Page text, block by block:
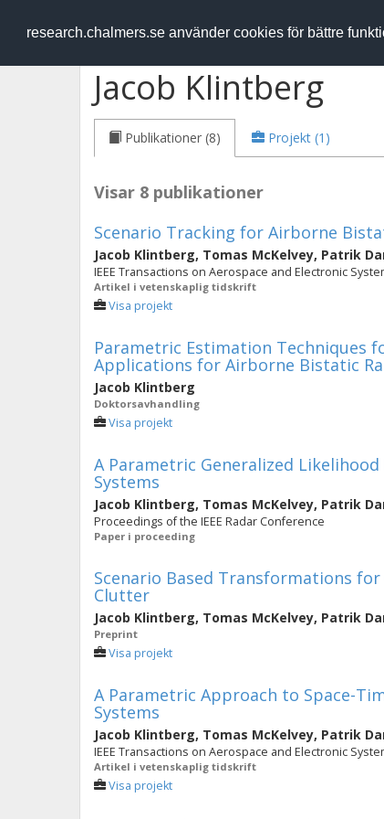
research.chalmers.se använder cookies för bättre
RESEARCH.chalmers.se
Jacob Klintberg
Publikationer (8) Projekt (1)
Visar 8 publikationer
Scenario Tracking for Airborne
Jacob Klintberg, Tomas McKelvey, Patrik
IEEE Transactions on Aerospace and Electronic
Artikel i vetenskaplig tidskrift
Visa projekt
Parametric Estimation Techniques
Applications for Airborne Bistatic
Jacob Klintberg
Doktorsavhandling
Visa projekt
A Parametric Generalized
Systems
Jacob Klintberg, Tomas McKelvey, Patrik
Proceedings of the IEEE Radar Conference
Paper i proceeding
Scenario Based Transformations
Clutter
Jacob Klintberg, Tomas McKelvey, Patrik
Preprint
Visa projekt
A Parametric Approach to Space-
Systems
Jacob Klintberg, Tomas McKelvey, Patrik
IEEE Transactions on Aerospace and Electronic
Artikel i vetenskaplig tidskrift
Visa projekt